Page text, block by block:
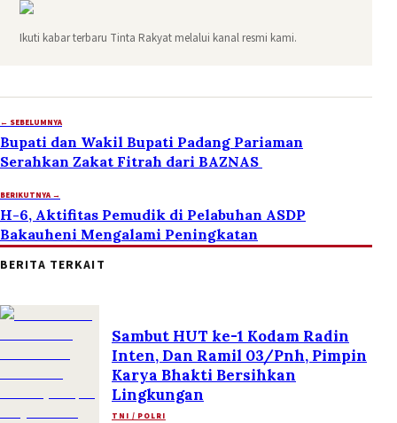
Ikuti kabar terbaru Tinta Rakyat melalui kanal resmi kami.
← SEBELUMNYA
Bupati dan Wakil Bupati Padang Pariaman
Serahkan Zakat Fitrah dari BAZNAS
BERIKUTNYA →
H-6, Aktifitas Pemudik di Pelabuhan ASDP
Bakauheni Mengalami Peningkatan
BERITA TERKAIT
Sambut HUT ke-1 Kodam Radin
Inten, Dan Ramil 03/Pnh, Pimpin
Karya Bhakti Bersihkan
Lingkungan
TNI / POLRI